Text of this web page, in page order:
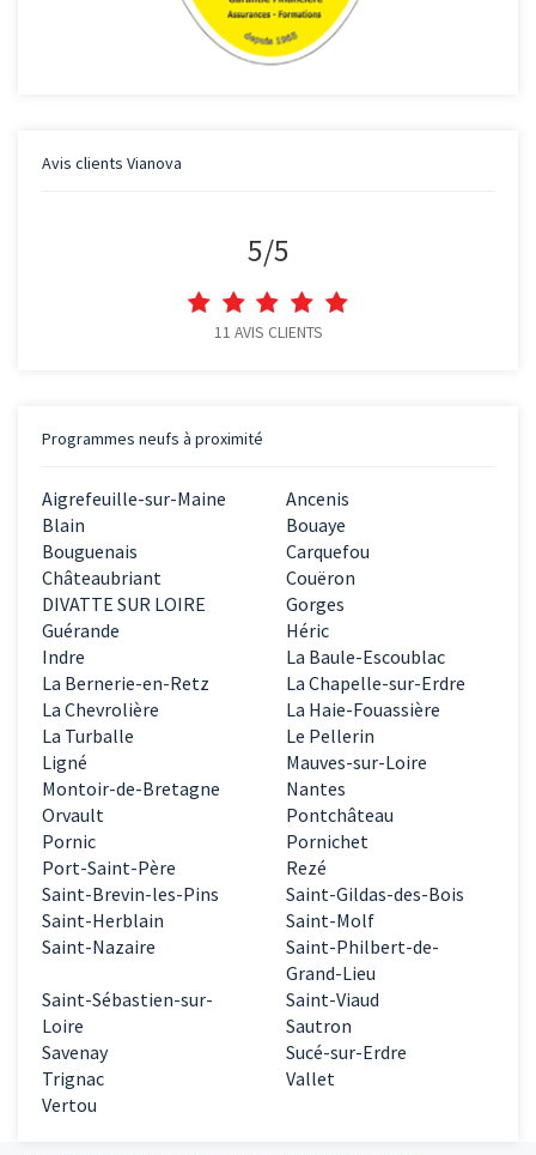
Avis clients Vianova
5/5
11 AVIS CLIENTS
Programmes neufs à proximité
Aigrefeuille-sur-Maine
Ancenis
Blain
Bouaye
Bouguenais
Carquefou
Châteaubriant
Couëron
DIVATTE SUR LOIRE
Gorges
Guérande
Héric
Indre
La Baule-Escoublac
La Bernerie-en-Retz
La Chapelle-sur-Erdre
La Chevrolière
La Haie-Fouassière
La Turballe
Le Pellerin
Ligné
Mauves-sur-Loire
Montoir-de-Bretagne
Nantes
Orvault
Pontchâteau
Pornic
Pornichet
Port-Saint-Père
Rezé
Saint-Brevin-les-Pins
Saint-Gildas-des-Bois
Saint-Herblain
Saint-Molf
Saint-Nazaire
Saint-Philbert-de-
Grand-Lieu
Saint-Sébastien-sur-
Loire
Saint-Viaud
Sautron
Savenay
Sucé-sur-Erdre
Trignac
Vallet
Vertou